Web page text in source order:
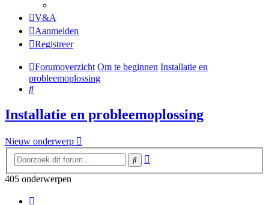
V&A
Aanmelden
Registreer
Forumoverzicht Om te beginnen Installatie en
probleemoplossing
Zoek
Installatie en probleemoplossing
Nieuw onderwerp
Zoek
405 onderwerpen